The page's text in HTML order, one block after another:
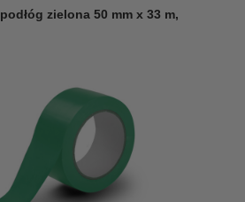
zielona 50 mm x 33 m,